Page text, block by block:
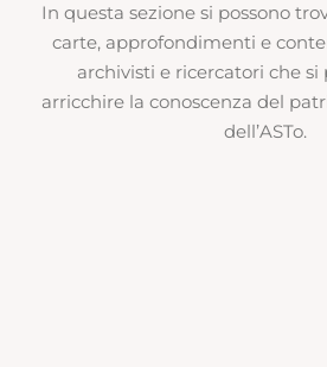
In questa sezione si possono
carte, approfondimenti e
archivisti e ricercatori che
arricchire la conoscenza del
dell’ASTo.